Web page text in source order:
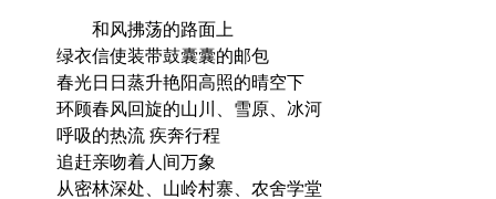
和风拂荡的路面上
绿衣信使装带鼓囊囊的邮包
春光日日蒸升艳阳高照的晴空下
环顾春风回旋的山川、雪原、冰河
呼吸的热流 疾奔行程
追赶亲吻着人间万象
从密林深处、山岭村寨、农舍学堂